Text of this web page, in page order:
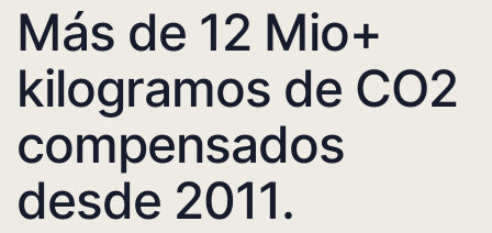
Más de 12 Mio+
kilogramos de CO2
compensados
desde 2011.